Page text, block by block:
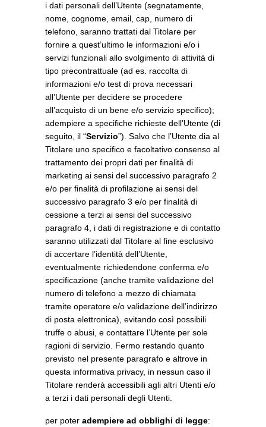
i dati personali dell’Utente (segnatamente,
nome, cognome, email, cap, numero di
telefono, saranno trattati dal Titolare per
fornire a quest’ultimo le informazioni e/o i
servizi funzionali allo svolgimento di attività di
tipo precontrattuale (ad es. raccolta di
informazioni e/o test di prova necessari
all’Utente per decidere se procedere
all’acquisto di un bene e/o servizio specifico);
adempiere a specifiche richieste dell’Utente (di
seguito, il “Servizio”). Salvo che l’Utente dia al
Titolare uno specifico e facoltativo consenso al
trattamento dei propri dati per finalità di
marketing ai sensi del successivo paragrafo 2
e/o per finalità di profilazione ai sensi del
successivo paragrafo 3 e/o per finalità di
cessione a terzi ai sensi del successivo
paragrafo 4, i dati di registrazione e di contatto
saranno utilizzati dal Titolare al fine esclusivo
di accertare l’identità dell’Utente,
eventualmente richiedendone conferma e/o
specificazione (anche tramite validazione del
numero di telefono a mezzo di chiamata
tramite operatore e/o validazione dell’indirizzo
di posta elettronica), evitando così possibili
truffe o abusi, e contattare l’Utente per sole
ragioni di servizio. Fermo restando quanto
previsto nel presente paragrafo e altrove in
questa informativa privacy, in nessun caso il
Titolare renderà accessibili agli altri Utenti e/o
a terzi i dati personali degli Utenti.
per poter adempiere ad obblighi di legge: